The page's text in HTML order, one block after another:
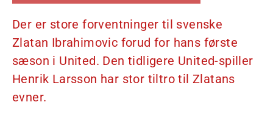
Der er store forventninger til svenske
Zlatan Ibrahimovic forud for hans første
sæson i United. Den tidligere United-spiller
Henrik Larsson har stor tiltro til Zlatans
evner.